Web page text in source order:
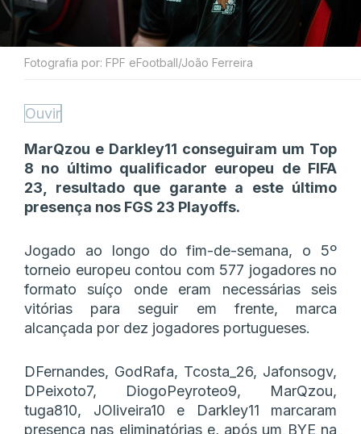
Fotografia por: FPF eFootball/João Ferreira
Ouvir
MarQzou e Darkley11 conseguiram um Top
8 no último qualificador europeu de FIFA
23, resultado que garante a este último
presença nos FGS 23 Playoffs.
Jogado ao longo do fim-de-semana, o 5º
torneio europeu contou com 577 jogadores no
formato suíço onde eram necessárias seis
vitórias para seguir em frente, marca
alcançada por dez jogadores portugueses.
DFernandes, GodRafa, Tcosta_26, Jafonsogv,
DPeixoto7, DiogoPeyroteo9, MarQzou,
tuga810, JOliveira10 e Darkley11 marcaram
presença nas eliminatórias e, após um BYE na